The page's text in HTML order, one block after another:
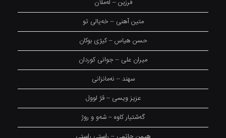
فرزین – لەملان
متین آهنی – خەیالی تو
حسن هیاس – کیژی بوکان
میران علی – جوانی کوردان
سهند – نەمانزانی
عزیز ویسی – قژ لوول
گەشتیار کاوە – شەو و روژ